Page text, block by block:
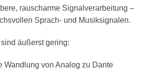
rauscharme Signalverarbeitung –
Sprach- und Musiksignalen.
äußerst gering:
Wandlung von Analog zu Dante